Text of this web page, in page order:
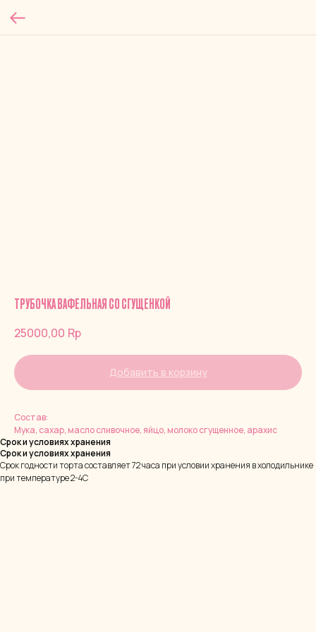
ТРУБОЧКА ВАФЕЛЬНАЯ СО СГУЩЕНКОЙ
25000,00 Rp
Добавить в корзину
Состав:
Мука, сахар, масло сливочное, яйцо, молоко сгущенное, арахис
Срок и условиях хранения
Срок и условиях хранения
Срок годности торта составляет 72 часа при условии хранения в холодильнике
при температуре 2-4С